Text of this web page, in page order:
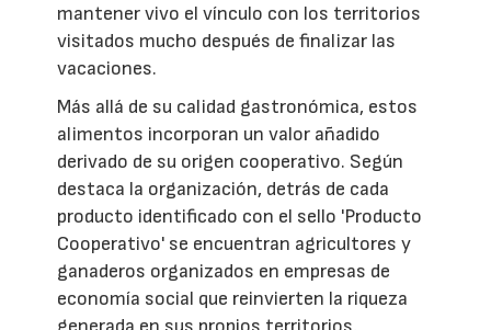
mantener vivo el vínculo con los territorios
visitados mucho después de finalizar las
vacaciones.
Más allá de su calidad gastronómica, estos
alimentos incorporan un valor añadido
derivado de su origen cooperativo. Según
destaca la organización, detrás de cada
producto identificado con el sello 'Producto
Cooperativo' se encuentran agricultores y
ganaderos organizados en empresas de
economía social que reinvierten la riqueza